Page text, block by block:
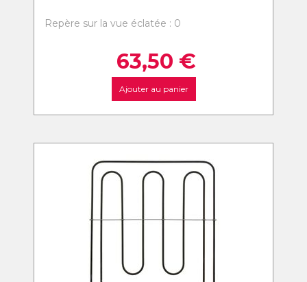
Repère sur la vue éclatée : 0
63,50 €
Ajouter au panier